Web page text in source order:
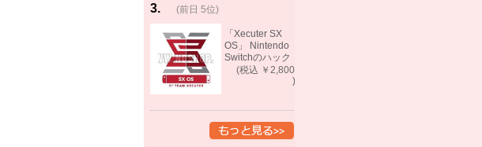
3.
rank
up!
(前日 5位)
「Xecuter SX
OS」 Nintendo
Switchのハック
ツール バック
(税込 ￥2,800
)